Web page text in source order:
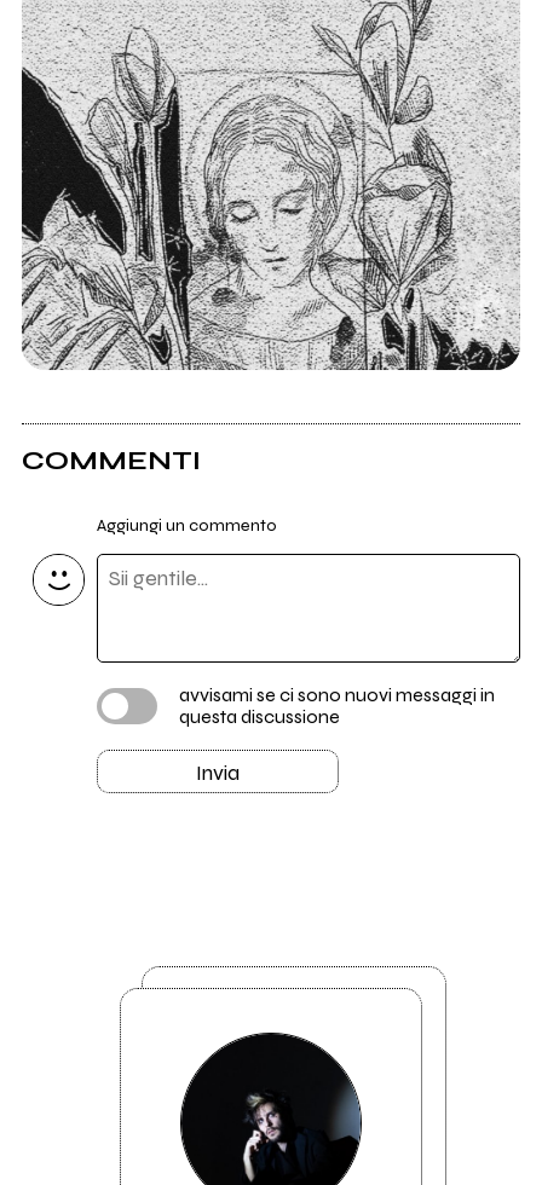
COMMENTI
Aggiungi un commento
avvisami se ci sono nuovi messaggi in
questa discussione
Invia